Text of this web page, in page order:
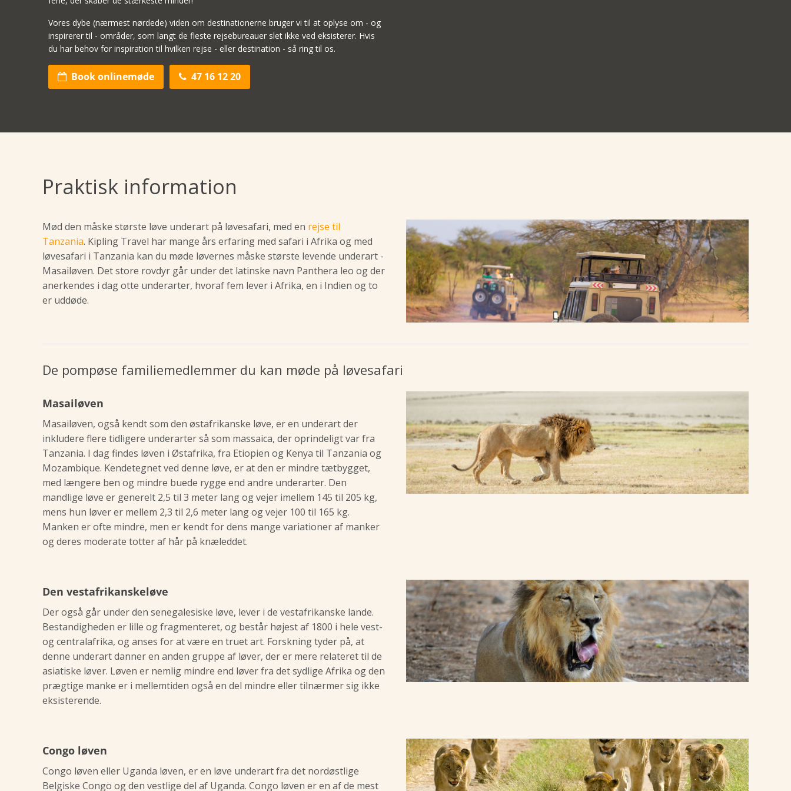
Vores dybe (nærmest nørdede) viden om destinationerne bruger vi til at oplyse om - og
inspirerer til - områder, som langt de fleste rejsebureauer slet ikke ved eksisterer. Hvis
du har behov for inspiration til hvilken rejse - eller destination - så ring til os.
 Book onlinemøde  47 16 12 20
Praktisk information
Mød den måske største løve underart på løvesafari, med en rejse til
Tanzania. Kipling Travel har mange års erfaring med safari i Afrika og med
løvesafari i Tanzania kan du møde løvernes måske største levende underart -
Masailøven. Det store rovdyr går under det latinske navn Panthera leo og der
anerkendes i dag otte underarter, hvoraf fem lever i Afrika, en i Indien og to
er uddøde.
De pompøse familiemedlemmer du kan møde på løvesafari
Masailøven
Masailøven, også kendt som den østafrikanske løve, er en underart der
inkludere flere tidligere underarter så som massaica, der oprindeligt var fra
Tanzania. I dag findes løven i Østafrika, fra Etiopien og Kenya til Tanzania og
Mozambique. Kendetegnet ved denne løve, er at den er mindre tætbygget,
med længere ben og mindre buede rygge end andre underarter. Den
mandlige løve er generelt 2,5 til 3 meter lang og vejer imellem 145 til 205 kg,
mens hun løver er mellem 2,3 til 2,6 meter lang og vejer 100 til 165 kg.
Manken er ofte mindre, men er kendt for dens mange variationer af manker
og deres moderate totter af hår på knæleddet.
Den vestafrikanskeløve
Der også går under den senegalesiske løve, lever i de vestafrikanske lande.
Bestandigheden er lille og fragmenteret, og består højest af 1800 i hele vest-
og centralafrika, og anses for at være en truet art. Forskning tyder på, at
denne underart danner en anden gruppe af løver, der er mere relateret til de
asiatiske løver. Løven er nemlig mindre end løver fra det sydlige Afrika og den
prægtige manke er i mellemtiden også en del mindre eller tilnærmer sig ikke
eksisterende.
Congo løven
Congo løven eller Uganda løven, er en løve underart fra det nordøstlige
Belgiske Congo og den vestlige del af Uganda. Congo løven er en af de mest